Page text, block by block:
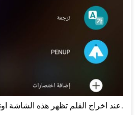
عند اخراج القلم تظهر هذه الشاشة اوتوماتيكيا.